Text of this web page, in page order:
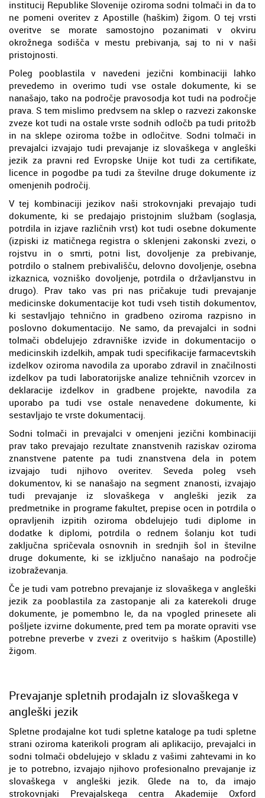
institucij Republike Slovenije oziroma sodni tolmači in da to
ne pomeni overitev z Apostille (haškim) žigom. O tej vrsti
overitve se morate samostojno pozanimati v okviru
okrožnega sodišča v mestu prebivanja, saj to ni v naši
pristojnosti.
Poleg pooblastila v navedeni jezični kombinaciji lahko
prevedemo in overimo tudi vse ostale dokumente, ki se
nanašajo, tako na področje pravosodja kot tudi na področje
prava. S tem mislimo predvsem na sklep o razvezi zakonske
zveze kot tudi na ostale vrste sodnih odločb pa tudi pritožb
in na sklepe oziroma tožbe in odločitve. Sodni tolmači in
prevajalci izvajajo tudi prevajanje iz slovaškega v angleški
jezik za pravni red Evropske Unije kot tudi za certifikate,
licence in pogodbe pa tudi za številne druge dokumente iz
omenjenih področij.
V tej kombinaciji jezikov naši strokovnjaki prevajajo tudi
dokumente, ki se predajajo pristojnim službam (soglasja,
potrdila in izjave različnih vrst) kot tudi osebne dokumente
(izpiski iz matičnega registra o sklenjeni zakonski zvezi, o
rojstvu in o smrti, potni list, dovoljenje za prebivanje,
potrdilo o stalnem prebivališču, delovno dovoljenje, osebna
izkaznica, vozniško dovoljenje, potrdila o državljanstvu in
drugo). Prav tako vas pri nas pričakuje tudi prevajanje
medicinske dokumentacije kot tudi vseh tistih dokumentov,
ki sestavljajo tehnično in gradbeno oziroma razpisno in
poslovno dokumentacijo. Ne samo, da prevajalci in sodni
tolmači obdelujejo zdravniške izvide in dokumentacijo o
medicinskih izdelkih, ampak tudi specifikacije farmacevtskih
izdelkov oziroma navodila za uporabo zdravil in značilnosti
izdelkov pa tudi laboratorijske analize tehničnih vzorcev in
deklaracije izdelkov in gradbene projekte, navodila za
uporabo pa tudi vse ostale nenavedene dokumente, ki
sestavljajo te vrste dokumentacij.
Sodni tolmači in prevajalci v omenjeni jezični kombinaciji
prav tako prevajajo rezultate znanstvenih raziskav oziroma
znanstvene patente pa tudi znanstvena dela in potem
izvajajo tudi njihovo overitev. Seveda poleg vseh
dokumentov, ki se nanašajo na segment znanosti, izvajajo
tudi prevajanje iz slovaškega v angleški jezik za
predmetnike in programe fakultet, prepise ocen in potrdila o
opravljenih izpitih oziroma obdelujejo tudi diplome in
dodatke k diplomi, potrdila o rednem šolanju kot tudi
zaključna spričevala osnovnih in srednjih šol in številne
druge dokumente, ki se izključno nanašajo na področje
izobraževanja.
Če je tudi vam potrebno prevajanje iz slovaškega v angleški
jezik za pooblastila za zastopanje ali za katerekoli druge
dokumente, je pomembno le, da na vpogled prinesete ali
pošljete izvirne dokumente, pred tem pa morate opraviti vse
potrebne preverbe v zvezi z overitvijo s haškim (Apostille)
žigom.
Prevajanje spletnih prodajaln iz slovaškega v
angleški jezik
Spletne prodajalne kot tudi spletne kataloge pa tudi spletne
strani oziroma katerikoli program ali aplikacijo, prevajalci in
sodni tolmači obdelujejo v skladu z vašimi zahtevami in ko
je to potrebno, izvajajo njihovo profesionalno prevajanje iz
slovaškega v angleški jezik. Glede na to, da imajo
strokovnjaki Prevajalskega centra Akademije Oxford